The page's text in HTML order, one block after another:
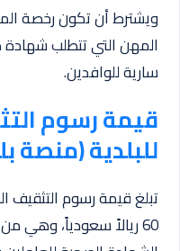
ويشترط أن تكون رخصة
المهن التي تتطلب
سارية للوافدين.
قيمة رسوم
للبلدية (منصة
تبلغ قيمة رسوم التثقيف
60 ريالاً سعودياً، وهي